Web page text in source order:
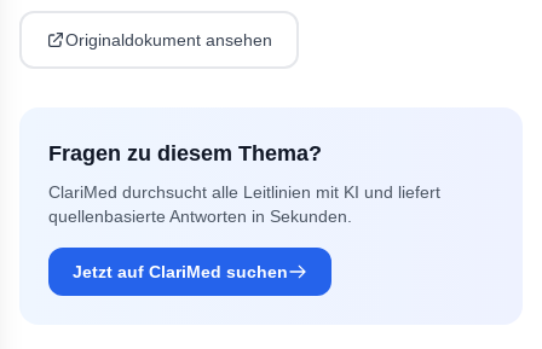
Originaldokument ansehen
Fragen zu diesem Thema?
ClariMed durchsucht alle Leitlinien mit KI und liefert
quellenbasierte Antworten in Sekunden.
Jetzt auf ClariMed suchen